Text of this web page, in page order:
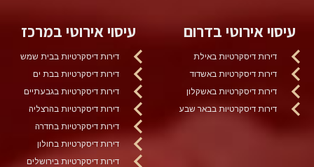
עיסוי אירוטי בדרום
דירות דיסקרטיות באילת
דירות דיסקרטיות באשדוד
דירות דיסקרטיות באשקלון
דירות דיסקרטיות בבאר שבע
עיסוי אירוטי במרכז
דירות דיסקרטיות בבית שמש
דירות דיסקרטיות בבת ים
דירות דיסקרטיות בגבעתיים
דירות דיסקרטיות בהרצליה
דירות דיסקרטיות בחדרה
דירות דיסקרטיות בחולון
דירות דיסקרטיות בירושלים